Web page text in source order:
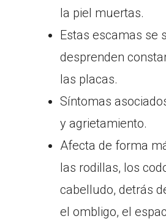
la piel muertas.
Estas escamas se
desprenden
las placas.
Síntomas
y agrietamiento.
Afecta de forma
las rodillas, los
cabelludo, detrás
el ombligo, el